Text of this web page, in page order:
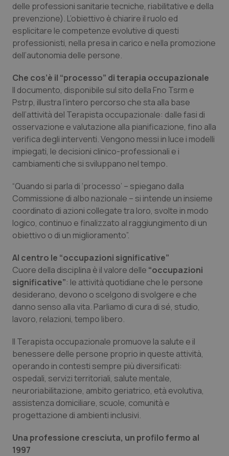
Emilia-Romagna
Friuli Venezia Giulia
Liguria
Lombardia
Marche
Piemonte
Provincia Autonoma di Bolzano
Provincia Autonoma di Trento
Puglia
Sardegna
Toscana
Umbria
Valle D’Aosta
Veneto
Colesterolo & coronaropatie
Dermatite Atopica
Disturbi dell’umore
Dolore
Donna & Salute
HIV
Infezioni & Febbre
Ipertensione & Scompenso
Malattie rare
Malattia di Crohn & Rettocolite Ulcerosa
Obesità
Oftalmologia
Oncodermatologia
Oncoematologia
delle professioni sanitarie tecniche, riabilitative e della
prevenzione). L’obiettivo è chiarire il ruolo ed
esplicitare le competenze evolutive di questi
professionisti, nella presa in carico e nella promozione
dell’autonomia delle persone.
Che cos’è il “processo” di terapia occupazionale
Il documento, disponibile sul sito della Fno Tsrm e
Pstrp, illustra l’intero percorso che sta alla base
dell’attività del Terapista occupazionale: dalle fasi di
osservazione e valutazione alla pianificazione, fino alla
verifica degli interventi. Vengono messi in luce i modelli
impiegati, le decisioni clinico-professionali e i
cambiamenti che si sviluppano nel tempo.
“Quando si parla di ‘processo’ – spiegano dalla
Commissione di albo nazionale – si intende un insieme
coordinato di azioni collegate tra loro, svolte in modo
logico, continuo e finalizzato al raggiungimento di un
obiettivo o di un miglioramento”.
Al centro le “occupazioni significative”
Cuore della disciplina è il valore delle “occupazioni
significative”: le attività quotidiane che le persone
desiderano, devono o scelgono di svolgere e che
danno senso alla vita. Parliamo di cura di sé, studio,
lavoro, relazioni, tempo libero.
Il Terapista occupazionale promuove la salute e il
benessere delle persone proprio in queste attività,
operando in contesti sempre più diversificati:
ospedali, servizi territoriali, salute mentale,
neuroriabilitazione, ambito geriatrico, età evolutiva,
assistenza domiciliare, scuole, comunità e
progettazione di ambienti inclusivi.
Una professione cresciuta, un profilo fermo al
1997